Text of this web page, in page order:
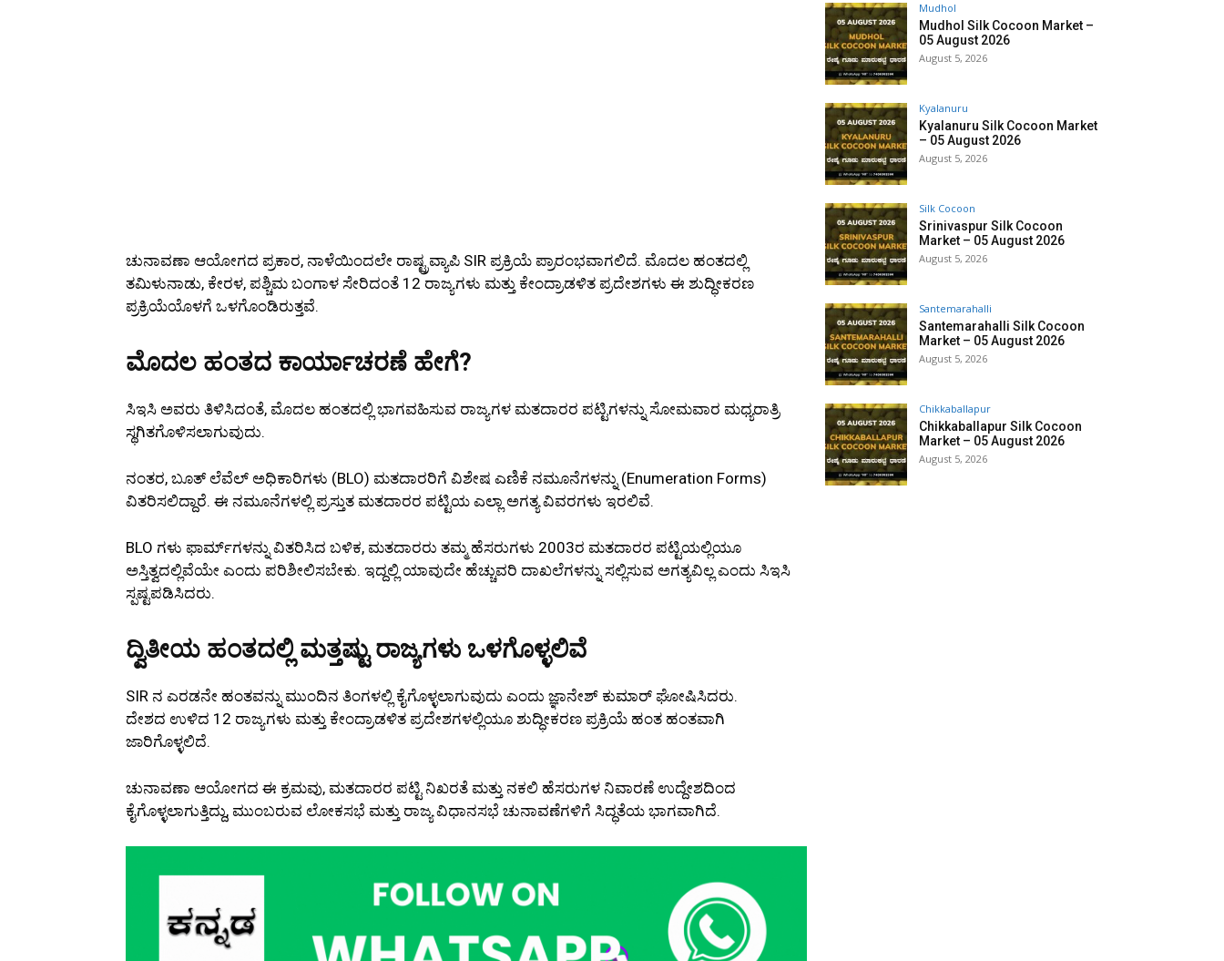
ಚುನಾವಣಾ ಆಯೋಗದ ಪ್ರಕಾರ, ನಾಳೆಯಿಂದಲೇ ರಾಷ್ಟ್ರವ್ಯಾಪಿ SIR ಪ್ರಕ್ರಿಯೆ ಪ್ರಾರಂಭವಾಗಲಿದೆ. ಮೊದಲ ಹಂತದಲ್ಲಿ
ತಮಿಳುನಾಡು, ಕೇರಳ, ಪಶ್ಚಿಮ ಬಂಗಾಳ ಸೇರಿದಂತೆ 12 ರಾಜ್ಯಗಳು ಮತ್ತು ಕೇಂದ್ರಾಡಳಿತ ಪ್ರದೇಶಗಳು ಈ ಶುದ್ಧೀಕರಣ
ಪ್ರಕ್ರಿಯೆಯೊಳಗೆ ಒಳಗೊಂಡಿರುತ್ತವೆ.
ಮೊದಲ ಹಂತದ ಕಾರ್ಯಾಚರಣೆ ಹೇಗೆ?
ಸಿಇಸಿ ಅವರು ತಿಳಿಸಿದಂತೆ, ಮೊದಲ ಹಂತದಲ್ಲಿ ಭಾಗವಹಿಸುವ ರಾಜ್ಯಗಳ ಮತದಾರರ ಪಟ್ಟಿಗಳನ್ನು ಸೋಮವಾರ ಮಧ್ಯರಾತ್ರಿ
ಸ್ಥಗಿತಗೊಳಿಸಲಾಗುವುದು.
ನಂತರ, ಬೂತ್ ಲೆವೆಲ್ ಅಧಿಕಾರಿಗಳು (BLO) ಮತದಾರರಿಗೆ ವಿಶೇಷ ಎಣಿಕೆ ನಮೂನೆಗಳನ್ನು (Enumeration Forms)
ವಿತರಿಸಲಿದ್ದಾರೆ. ಈ ನಮೂನೆಗಳಲ್ಲಿ ಪ್ರಸ್ತುತ ಮತದಾರರ ಪಟ್ಟಿಯ ಎಲ್ಲಾ ಅಗತ್ಯ ವಿವರಗಳು ಇರಲಿವೆ.
BLO ಗಳು ಫಾರ್ಮ್‌ಗಳನ್ನು ವಿತರಿಸಿದ ಬಳಿಕ, ಮತದಾರರು ತಮ್ಮ ಹೆಸರುಗಳು 2003ರ ಮತದಾರರ ಪಟ್ಟಿಯಲ್ಲಿಯೂ
ಅಸ್ತಿತ್ವದಲ್ಲಿವೆಯೇ ಎಂದು ಪರಿಶೀಲಿಸಬೇಕು. ಇದ್ದಲ್ಲಿ ಯಾವುದೇ ಹೆಚ್ಚುವರಿ ದಾಖಲೆಗಳನ್ನು ಸಲ್ಲಿಸುವ ಅಗತ್ಯವಿಲ್ಲ ಎಂದು ಸಿಇಸಿ
ಸ್ಪಷ್ಟಪಡಿಸಿದರು.
ದ್ವಿತೀಯ ಹಂತದಲ್ಲಿ ಮತ್ತಷ್ಟು ರಾಜ್ಯಗಳು ಒಳಗೊಳ್ಳಲಿವೆ
SIR ನ ಎರಡನೇ ಹಂತವನ್ನು ಮುಂದಿನ ತಿಂಗಳಲ್ಲಿ ಕೈಗೊಳ್ಳಲಾಗುವುದು ಎಂದು ಜ್ಞಾನೇಶ್ ಕುಮಾರ್ ಘೋಷಿಸಿದರು.
ದೇಶದ ಉಳಿದ 12 ರಾಜ್ಯಗಳು ಮತ್ತು ಕೇಂದ್ರಾಡಳಿತ ಪ್ರದೇಶಗಳಲ್ಲಿಯೂ ಶುದ್ಧೀಕರಣ ಪ್ರಕ್ರಿಯೆ ಹಂತ ಹಂತವಾಗಿ
ಜಾರಿಗೊಳ್ಳಲಿದೆ.
ಚುನಾವಣಾ ಆಯೋಗದ ಈ ಕ್ರಮವು, ಮತದಾರರ ಪಟ್ಟಿ ನಿಖರತೆ ಮತ್ತು ನಕಲಿ ಹೆಸರುಗಳ ನಿವಾರಣೆ ಉದ್ದೇಶದಿಂದ
ಕೈಗೊಳ್ಳಲಾಗುತ್ತಿದ್ದು, ಮುಂಬರುವ ಲೋಕಸಭೆ ಮತ್ತು ರಾಜ್ಯ ವಿಧಾನಸಭೆ ಚುನಾವಣೆಗಳಿಗೆ ಸಿದ್ಧತೆಯ ಭಾಗವಾಗಿದೆ.
Mudhol
Mudhol Silk Cocoon Market –
05 August 2026
August 5, 2026
Kyalanuru
Kyalanuru Silk Cocoon Market
– 05 August 2026
August 5, 2026
Silk Cocoon
Srinivaspur Silk Cocoon
Market – 05 August 2026
August 5, 2026
Santemarahalli
Santemarahalli Silk Cocoon
Market – 05 August 2026
August 5, 2026
Chikkaballapur
Chikkaballapur Silk Cocoon
Market – 05 August 2026
August 5, 2026